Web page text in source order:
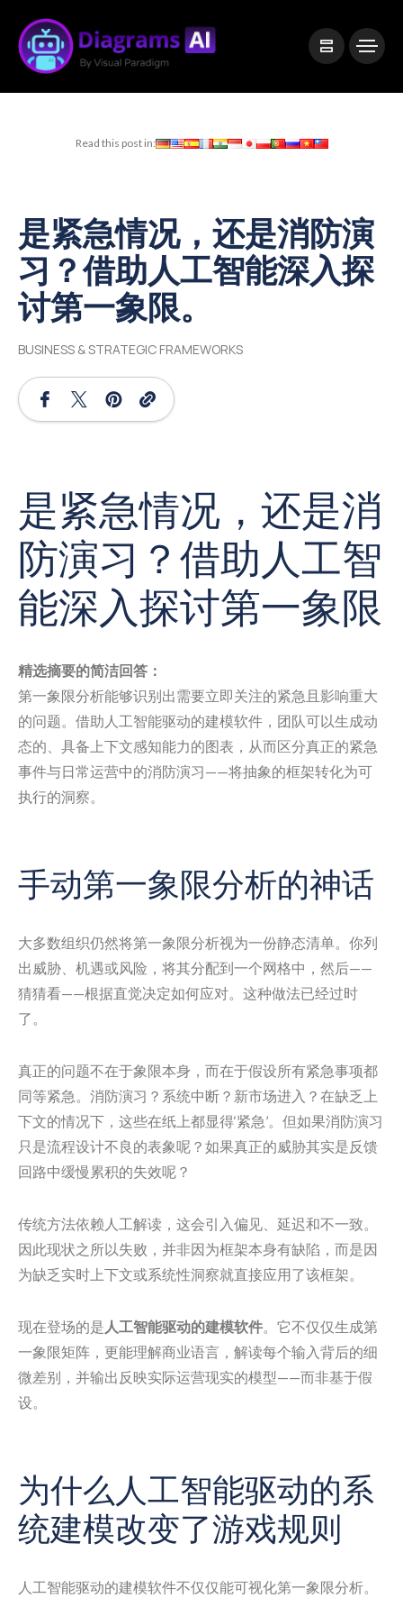
Read this post in:
是紧急情况，还是消防演
习？借助人工智能深入探
讨第一象限。
BUSINESS & STRATEGIC FRAMEWORKS
是紧急情况，还是消
防演习？借助人工智
能深入探讨第一象限
精选摘要的简洁回答：
第一象限分析能够识别出需要立即关注的紧急且影响重大
的问题。借助人工智能驱动的建模软件，团队可以生成动
态的、具备上下文感知能力的图表，从而区分真正的紧急
事件与日常运营中的消防演习——将抽象的框架转化为可
执行的洞察。
手动第一象限分析的神话
大多数组织仍然将第一象限分析视为一份静态清单。你列
出威胁、机遇或风险，将其分配到一个网格中，然后——
猜猜看——根据直觉决定如何应对。这种做法已经过时
了。
真正的问题不在于象限本身，而在于假设所有紧急事项都
同等紧急。消防演习？系统中断？新市场进入？在缺乏上
下文的情况下，这些在纸上都显得‘紧急’。但如果消防演习
只是流程设计不良的表象呢？如果真正的威胁其实是反馈
回路中缓慢累积的失效呢？
传统方法依赖人工解读，这会引入偏见、延迟和不一致。
因此现状之所以失败，并非因为框架本身有缺陷，而是因
为缺乏实时上下文或系统性洞察就直接应用了该框架。
现在登场的是 人工智能驱动的建模软件。它不仅仅生成第
一象限矩阵，更能理解商业语言，解读每个输入背后的细
微差别，并输出反映实际运营现实的模型——而非基于假
设。
为什么人工智能驱动的系
统建模改变了游戏规则
人工智能驱动的建模软件不仅仅能可视化第一象限分析。